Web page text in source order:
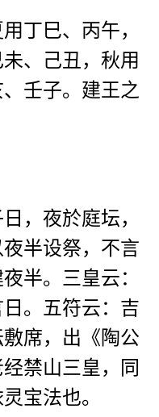
丁巳、丙午，
、己丑，秋用
壬子。建王之
，夜於庭坛，
半设祭，不言
半。三皇云：
。五符云：吉
席，出《陶公
禁山三皇，同
宝法也。